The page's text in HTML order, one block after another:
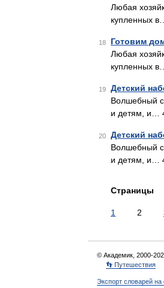
Любая
купленных
18 Готовим
Любая
купленных
19 Детский
Волшебный
и детям, и…
20 Детский
Волшебный
и детям, и…
Страницы
1 2
© Академик, 2000-
👣 Путешествия
Экспорт словарей на